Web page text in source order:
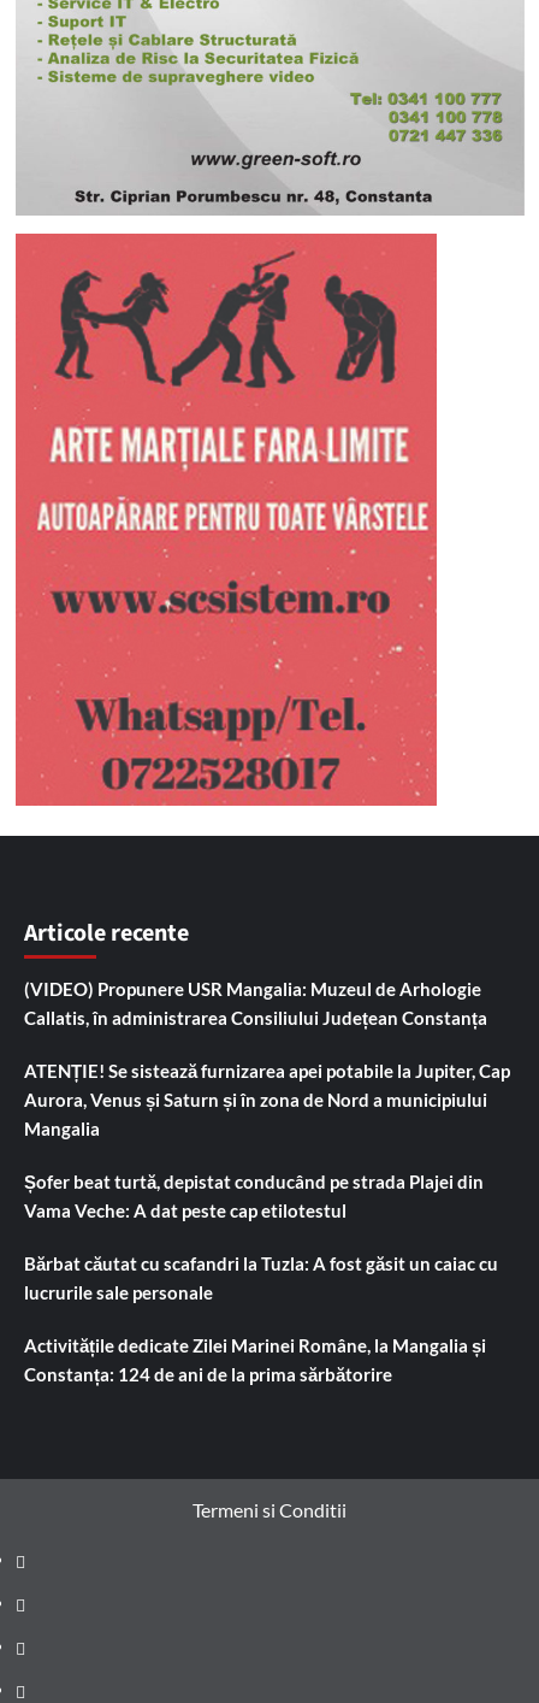
Articole recente
(VIDEO) Propunere USR Mangalia: Muzeul de Arhologie
Callatis, în administrarea Consiliului Județean Constanța
ATENȚIE! Se sistează furnizarea apei potabile la Jupiter, Cap
Aurora, Venus și Saturn și în zona de Nord a municipiului
Mangalia
Șofer beat turtă, depistat conducând pe strada Plajei din
Vama Veche: A dat peste cap etilotestul
Bărbat căutat cu scafandri la Tuzla: A fost găsit un caiac cu
lucrurile sale personale
Activitățile dedicate Zilei Marinei Române, la Mangalia și
Constanța: 124 de ani de la prima sărbătorire
Termeni si Conditii
Prima
pagină
Știri
de
ultima
Administrație
locală
Actualitate